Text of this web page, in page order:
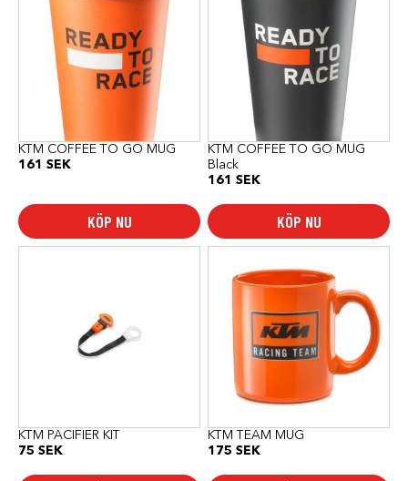
KTM COFFEE TO GO MUG
161 SEK
KÖP NU
KTM COFFEE TO GO MUG
Black
161 SEK
KÖP NU
KTM PACIFIER KIT
75 SEK
KTM TEAM MUG
175 SEK